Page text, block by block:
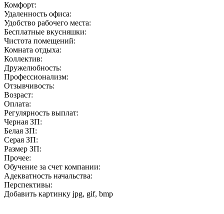
Комфорт:
Удаленность офиса:
Удобство рабочего места:
Бесплатные вкусняшки:
Чистота помещений:
Комната отдыха:
Коллектив:
Дружелюбность:
Профессионализм:
Отзывчивость:
Возраст:
Оплата:
Регулярность выплат:
Черная ЗП:
Белая ЗП:
Серая ЗП:
Размер ЗП:
Прочее:
Обучение за счет компании:
Адекватность начальства:
Перспективы:
Добавить картинку jpg, gif, bmp